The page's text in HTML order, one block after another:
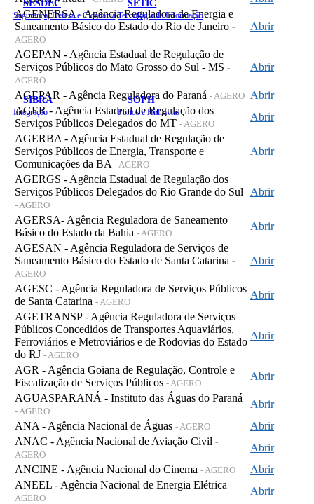
SESDEC
Segurança, Defesa e Cidadania
SETIC
Tecnologia da Informação
SIBRA
Integração
SOPH
Portos e Hidrovias
AGENERSA - Agência Reguladora de Energia e
Saneamento Básico do Estado do Rio de Janeiro -
AGERO
Abrir
AGEPAN - Agência Estadual de Regulação de
Serviços Públicos do Mato Grosso do Sul - MS -
AGERO
Abrir
AGEPAR - Agência Reguladora do Paraná - AGERO Abrir
AGER - Agência Estadual de Regulação dos
Serviços Públicos Delegados do MT - AGERO
Abrir
AGERBA - Agência Estadual de Regulação de
Serviços Públicos de Energia, Transporte e
Comunicações da BA - AGERO
Abrir
AGERGS - Agência Estadual de Regulação dos
Serviços Públicos Delegados do Rio Grande do Sul
- AGERO
Abrir
AGERSA- Agência Reguladora de Saneamento
Básico do Estado da Bahia - AGERO
Abrir
AGESAN - Agência Reguladora de Serviços de
Saneamento Básico do Estado de Santa Catarina -
AGERO
Abrir
AGESC - Agência Reguladora de Serviços Públicos
de Santa Catarina - AGERO
Abrir
AGETRANSP - Agência Reguladora de Serviços
Públicos Concedidos de Transportes Aquaviários,
Ferroviários e Metroviários e de Rodovias do Estado
do RJ - AGERO
Abrir
AGR - Agência Goiana de Regulação, Controle e
Fiscalização de Serviços Públicos - AGERO
Abrir
AGUASPARANÁ - Instituto das Águas do Paraná
- AGERO
Abrir
ANA - Agência Nacional de Águas - AGERO
Abrir
ANAC - Agência Nacional de Aviação Civil -
AGERO
Abrir
ANCINE - Agência Nacional do Cinema - AGERO
Abrir
ANEEL - Agência Nacional de Energia Elétrica -
AGERO
Abrir